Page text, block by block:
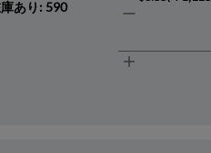
あり: 590